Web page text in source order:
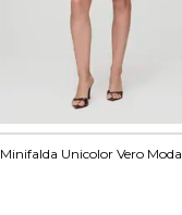
Minifalda Unicolor Vero Moda